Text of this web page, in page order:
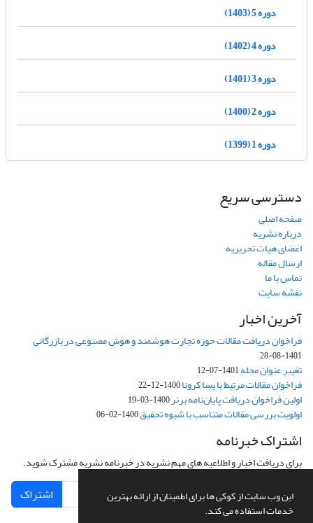
این وب سایت از کوکی ها برای اطمینان از ارائه بهترین
خدمات استفاده می کند.
دوره 5 (1403)
دوره 4 (1402)
دوره 3 (1401)
دوره 2 (1400)
دوره 1 (1399)
دسترسی سریع
صفحه اصلی
درباره نشریه
اعضای هیات تحریریه
ارسال مقاله
تماس با ما
نقشه سایت
آخرین اخبار
فراخوان دریافت مقالات حوزه تجارت هوشمند و هوش مصنوعی در بازرگانی
1401-08-28
تغییر عنوان مجله1401-07-12
فراخوان مقالات مرتبط با پسا کرونا1400-12-22
اولین فراخوان دریافت پایان‌نامه برتر1400-03-19
اولویت بررسی مقالات متناسب با شیوه تحقیق1400-02-06
اشتراک خبرنامه
برای دریافت اخبار و اطلاعیه های مهم نشریه در خبرنامه نشریه مشترک شوید.
اشتراک